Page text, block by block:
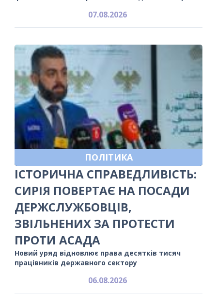
07.08.2026
ПОЛІТИКА
ІСТОРИЧНА СПРАВЕДЛИВІСТЬ:
СИРІЯ ПОВЕРТАЄ НА ПОСАДИ
ДЕРЖСЛУЖБОВЦІВ,
ЗВІЛЬНЕНИХ ЗА ПРОТЕСТИ
ПРОТИ АСАДА
Новий уряд відновлює права десятків тисяч
працівників державного сектору
06.08.2026